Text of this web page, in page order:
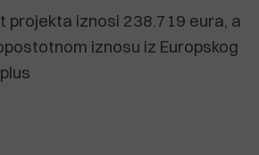
projekta iznosi 238.719 eura, a
iznosu iz Europskog